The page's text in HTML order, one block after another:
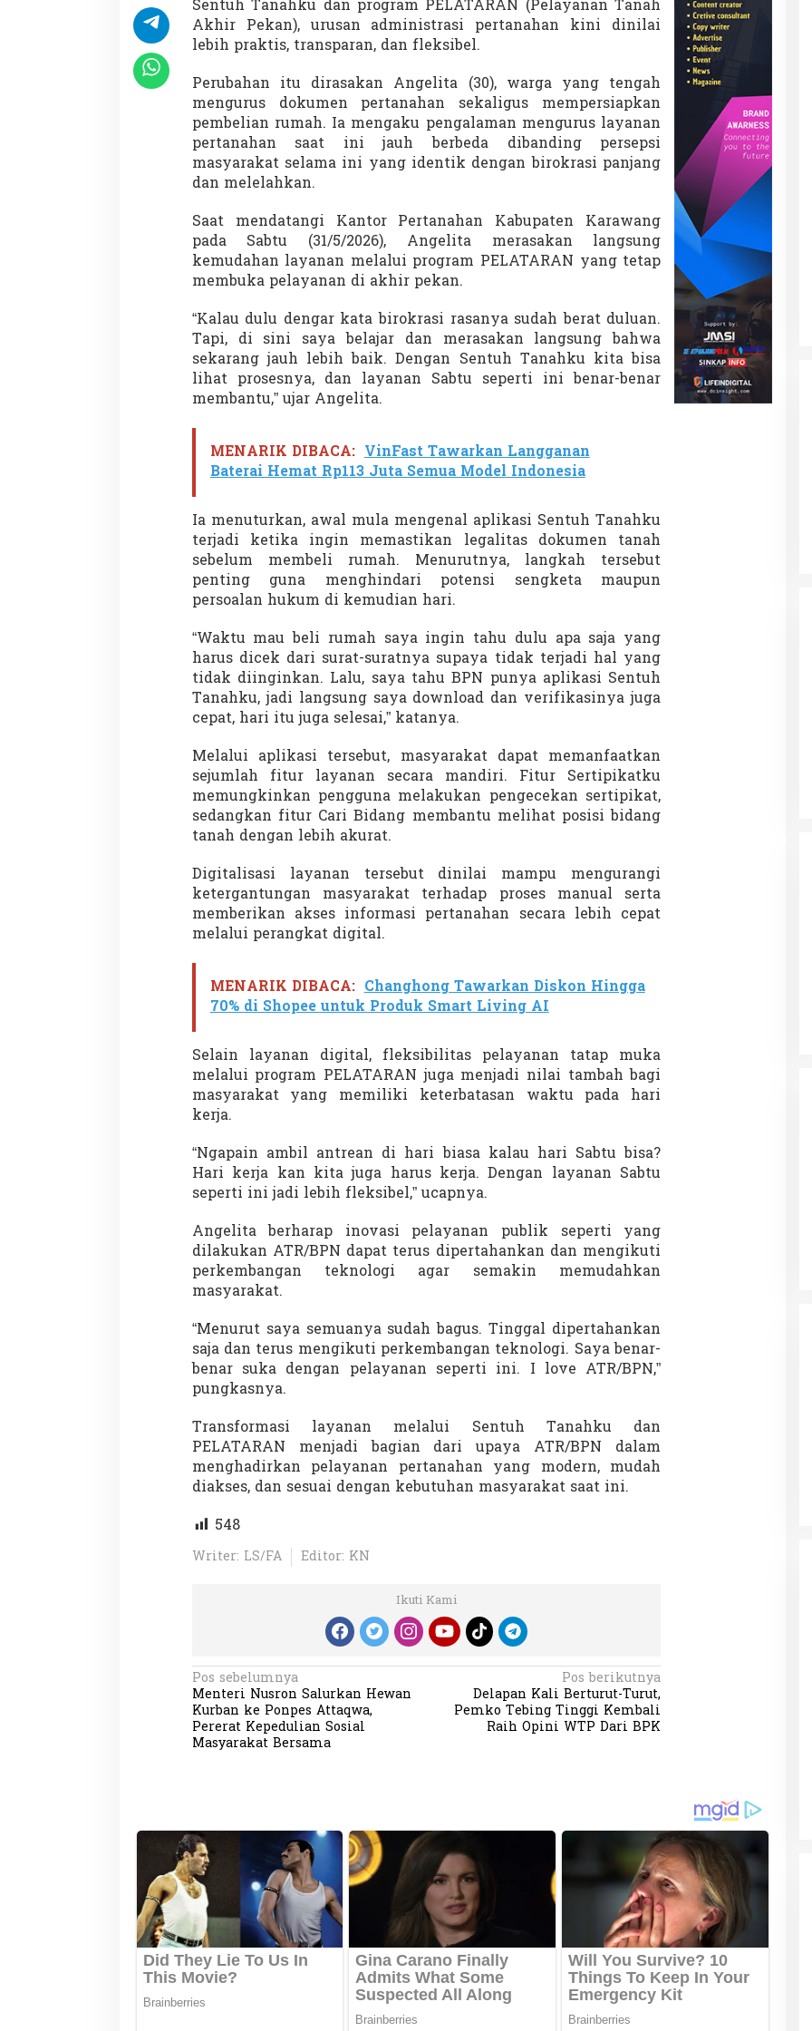
p
a
R
i
b
e
t
d
A
n
r
e
a
n
P
n
j
a
n
g
Sentuh Tanahku dan program PELATARAN (Pelayanan Tanah
Akhir Pekan), urusan administrasi pertanahan kini dinilai
lebih praktis, transparan, dan fleksibel.
Perubahan itu dirasakan Angelita (30), warga yang tengah
mengurus dokumen pertanahan sekaligus mempersiapkan
pembelian rumah. Ia mengaku pengalaman mengurus layanan
pertanahan saat ini jauh berbeda dibanding persepsi
masyarakat selama ini yang identik dengan birokrasi panjang
dan melelahkan.
Saat mendatangi Kantor Pertanahan Kabupaten Karawang
pada Sabtu (31/5/2026), Angelita merasakan langsung
kemudahan layanan melalui program PELATARAN yang tetap
membuka pelayanan di akhir pekan.
“Kalau dulu dengar kata birokrasi rasanya sudah berat duluan.
Tapi, di sini saya belajar dan merasakan langsung bahwa
sekarang jauh lebih baik. Dengan Sentuh Tanahku kita bisa
lihat prosesnya, dan layanan Sabtu seperti ini benar-benar
membantu,” ujar Angelita.
MENARIK DIBACA: VinFast Tawarkan Langganan
Baterai Hemat Rp113 Juta Semua Model Indonesia
Ia menuturkan, awal mula mengenal aplikasi Sentuh Tanahku
terjadi ketika ingin memastikan legalitas dokumen tanah
sebelum membeli rumah. Menurutnya, langkah tersebut
penting guna menghindari potensi sengketa maupun
persoalan hukum di kemudian hari.
“Waktu mau beli rumah saya ingin tahu dulu apa saja yang
harus dicek dari surat-suratnya supaya tidak terjadi hal yang
tidak diinginkan. Lalu, saya tahu BPN punya aplikasi Sentuh
Tanahku, jadi langsung saya download dan verifikasinya juga
cepat, hari itu juga selesai,” katanya.
Melalui aplikasi tersebut, masyarakat dapat memanfaatkan
sejumlah fitur layanan secara mandiri. Fitur Sertipikatku
memungkinkan pengguna melakukan pengecekan sertipikat,
sedangkan fitur Cari Bidang membantu melihat posisi bidang
tanah dengan lebih akurat.
Digitalisasi layanan tersebut dinilai mampu mengurangi
ketergantungan masyarakat terhadap proses manual serta
memberikan akses informasi pertanahan secara lebih cepat
melalui perangkat digital.
MENARIK DIBACA: Changhong Tawarkan Diskon Hingga
70% di Shopee untuk Produk Smart Living AI
Selain layanan digital, fleksibilitas pelayanan tatap muka
melalui program PELATARAN juga menjadi nilai tambah bagi
masyarakat yang memiliki keterbatasan waktu pada hari
kerja.
“Ngapain ambil antrean di hari biasa kalau hari Sabtu bisa?
Hari kerja kan kita juga harus kerja. Dengan layanan Sabtu
seperti ini jadi lebih fleksibel,” ucapnya.
Angelita berharap inovasi pelayanan publik seperti yang
dilakukan ATR/BPN dapat terus dipertahankan dan mengikuti
perkembangan teknologi agar semakin memudahkan
masyarakat.
“Menurut saya semuanya sudah bagus. Tinggal dipertahankan
saja dan terus mengikuti perkembangan teknologi. Saya benar-
benar suka dengan pelayanan seperti ini. I love ATR/BPN,”
pungkasnya.
Transformasi layanan melalui Sentuh Tanahku dan
PELATARAN menjadi bagian dari upaya ATR/BPN dalam
menghadirkan pelayanan pertanahan yang modern, mudah
diakses, dan sesuai dengan kebutuhan masyarakat saat ini.
548
Writer: LS/FA Editor: KN
Ikuti Kami
N
a
v
s
i
p
o
s
Pos sebelumnya
Menteri Nusron Salurkan Hewan
Kurban ke Ponpes Attaqwa,
Pererat Kepedulian Sosial
Masyarakat Bersama
Pos berikutnya
Delapan Kali Berturut-Turut,
Pemko Tebing Tinggi Kembali
Raih Opini WTP Dari BPK
Penembakan Tragis Charlie Kirk di
Masih Buron
Di GLOBAL, SOROTAN | 12 September 2025
Demonstrasi Gen-Z Guncang
Setelah Gedung Parlemen Dibakar
Di GLOBAL, SOROTAN
Pelayanan Sukarela Internasional
Diadakan di Nanjing
Di GLOBAL, VIDEO | 18 Januari 2024
Di Budaya, NASIONAL, VIDEO, Wisata
2024